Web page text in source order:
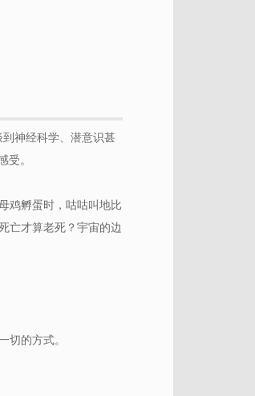
到神经科学、潜意识甚
。
鸡孵蛋时，咕咕叫地比
亡才算老死？宇宙的边
切的方式。